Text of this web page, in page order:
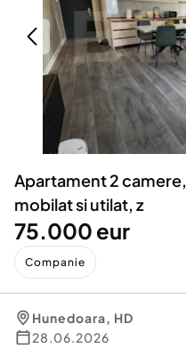
Servicii
Animale de companie
Afaceri și
Inchiriere Bunuri si
Utilaje agricole si
Piese auto si accesorii
Dacia Duster
Apartament 2
mobilat si utilat, z
75.000 eur
Companie
Hunedoara, HD
28.06.2026